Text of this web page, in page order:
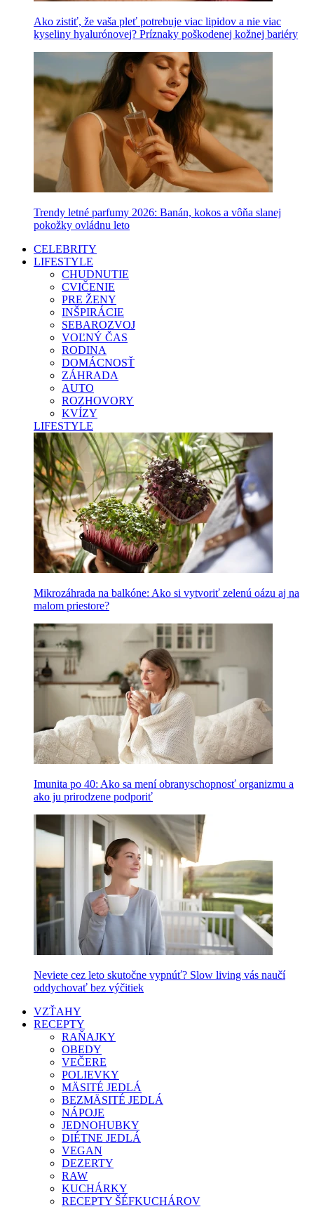
Ako zistiť, že vaša pleť potrebuje viac lipidov a nie viac
kyseliny hyalurónovej? Príznaky poškodenej kožnej bariéry
Trendy letné parfumy 2026: Banán, kokos a vôňa slanej
pokožky ovládnu leto
CELEBRITY
LIFESTYLE
CHUDNUTIE
CVIČENIE
PRE ŽENY
INŠPIRÁCIE
SEBAROZVOJ
VOĽNÝ ČAS
RODINA
DOMÁCNOSŤ
ZÁHRADA
AUTO
ROZHOVORY
KVÍZY
LIFESTYLE
Mikrozáhrada na balkóne: Ako si vytvoriť zelenú oázu aj na
malom priestore?
Imunita po 40: Ako sa mení obranyschopnosť organizmu a
ako ju prirodzene podporiť
Neviete cez leto skutočne vypnúť? Slow living vás naučí
oddychovať bez výčitiek
VZŤAHY
RECEPTY
RAŇAJKY
OBEDY
VEČERE
POLIEVKY
MÄSITÉ JEDLÁ
BEZMÄSITÉ JEDLÁ
NÁPOJE
JEDNOHUBKY
DIÉTNE JEDLÁ
VEGAN
DEZERTY
RAW
KUCHÁRKY
RECEPTY ŠÉFKUCHÁROV